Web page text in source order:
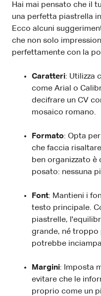
Hai mai pensato che il
una perfetta piastrella
Ecco alcuni
che non solo
perfettamente con la
Caratteri: Utilizza
come Arial o
decifrare un CV
mosaico romano.
Formato: Opta
che faccia
ben organizzato è
posato: nessuna
Font: Mantieni i
testo principale.
piastrelle,
grande, né
potrebbe
Margini: Imposta
evitare che le
proprio come un